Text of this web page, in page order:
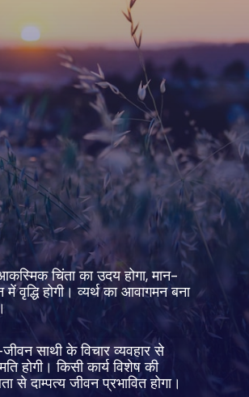
चिंता का उदय होगा, मान-
में वृद्धि होगी। व्यर्थ का आवागमन बना
साथी के विचार व्यवहार से
होगी। किसी कार्य विशेष की
से दाम्पत्य जीवन प्रभावित होगा।